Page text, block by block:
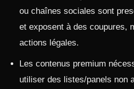
ou chaînes sociales sont
et exposent à des coupures,
actions légales.
Les contenus premium
utiliser des listes/panels non